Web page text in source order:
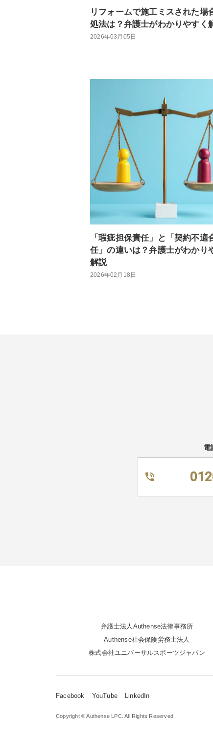
リフォームで施工ミスされた場
処法は？弁護士がわかりやすく
2026年03月05日
「瑕疵担保責任」と「契約不適
任」の違いは？弁護士がわかり
解説
2026年02月18日
電
弁護士法人Authense法律事務所
Authense社会保険労務士法人
株式会社ユニバーサルスポーツジャパン
Facebook YouTube LinkedIn
Copyright © Authense LPC. All Rights Reserved.